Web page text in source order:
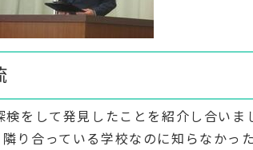
をして発見したことを紹介し合いま
り合っている学校なのに知らなかっ